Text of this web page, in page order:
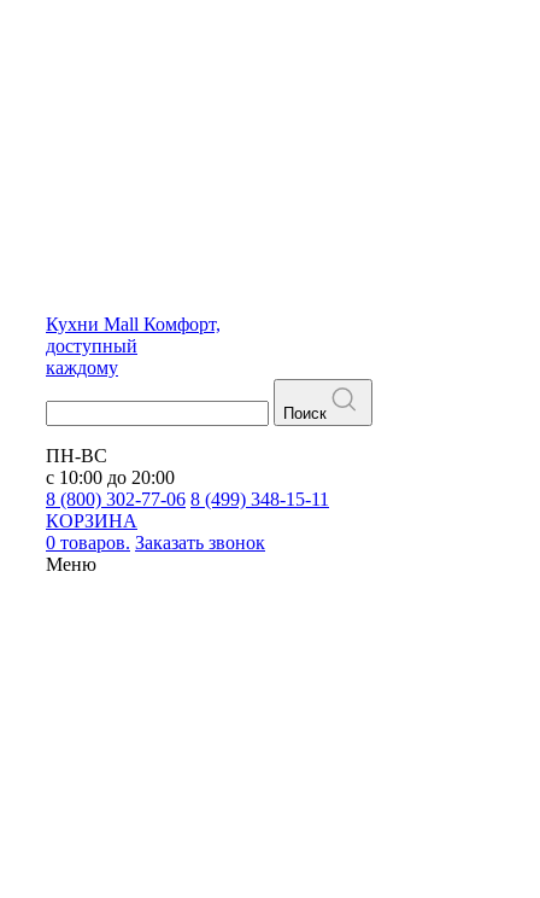
Кухни Mall Комфорт,
доступный
каждому
Поиск
ПН-ВС
с 10:00 до 20:00
8 (800) 302-77-06 8 (499) 348-15-11
КОРЗИНА
0 товаров. Заказать звонок
Меню